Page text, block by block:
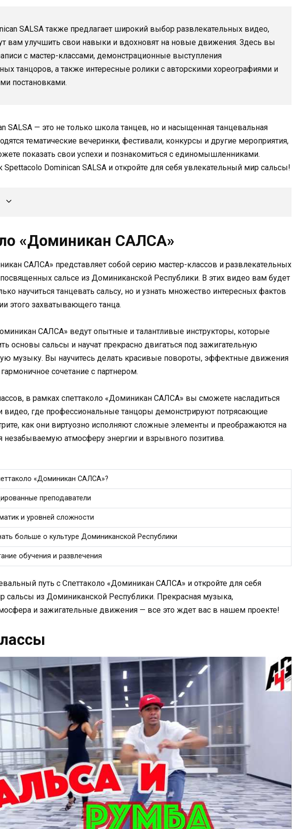
SALSA также предлагает широкий выбор развлекательных видео,
вам улучшить свои навыки и вдохновят на новые движения. Здесь вы
с мастер-классами, демонстрационные выступления
танцоров, а также интересные ролики с авторскими хореографиями и
постановками.
SALSA — это не только школа танцев, но и насыщенная танцевальная
тематические вечеринки, фестивали, конкурсы и другие мероприятия,
показать свои успехи и познакомиться с единомышленниками.
Spettacolo Dominican SALSA и откройте для себя увлекательный мир сальсы!
«Доминикан САЛСА»
САЛСА» представляет собой серию мастер-классов и развлекательных
сальсе из Доминиканской Республики. В этих видео вам будет
научиться танцевать сальсу, но и узнать множество интересных фактов
этого захватывающего танца.
САЛСА» ведут опытные и талантливые инструкторы, которые
основы сальсы и научат прекрасно двигаться под зажигательную
музыку. Вы научитесь делать красивые повороты, эффектные движения
сочетание с партнером.
в рамках спеттаколо «Доминикан САЛСА» вы сможете насладиться
видео, где профессиональные танцоры демонстрируют потрясающие
как они виртуозно исполняют сложные элементы и преображаются на
незабываемую атмосферу энергии и взрывного позитива.
«Доминикан САЛСА»?
преподаватели
и уровней сложности
больше о культуре Доминиканской Республики
обучения и развлечения
путь с Спеттаколо «Доминикан САЛСА» и откройте для себя
сальсы из Доминиканской Республики. Прекрасная музыка,
и зажигательные движения — все это ждет вас в нашем проекте!